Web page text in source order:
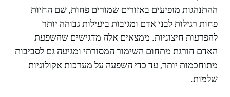
ההתנהגות מופיעים באזורים שמורים פחות, שם החיות
פחות רגילות לבני אדם ומגיבות ביעילות גבוהה יותר
להפרעות חיצוניות. ממצאים אלה מדגישים שהשפעת
האדם חורגת מתחום השימור המסורתי ומגיעה גם לסביבות
מתוחכמות יותר, עד כדי השפעה על מערכות אקולוגיות
שלמות.